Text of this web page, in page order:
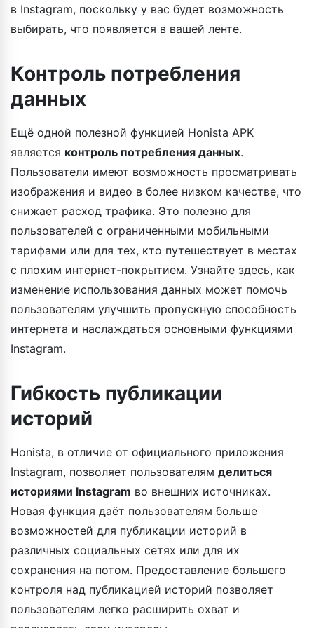
в Instagram, поскольку у вас будет возможность
выбирать, что появляется в вашей ленте.
Контроль потребления
данных
Ещё одной полезной функцией Honista APK
является контроль потребления данных.
Пользователи имеют возможность просматривать
изображения и видео в более низком качестве, что
снижает расход трафика. Это полезно для
пользователей с ограниченными мобильными
тарифами или для тех, кто путешествует в местах
с плохим интернет-покрытием. Узнайте здесь, как
изменение использования данных может помочь
пользователям улучшить пропускную способность
интернета и наслаждаться основными функциями
Instagram.
Гибкость публикации
историй
Honista, в отличие от официального приложения
Instagram, позволяет пользователям делиться
историями Instagram во внешних источниках.
Новая функция даёт пользователям больше
возможностей для публикации историй в
различных социальных сетях или для их
сохранения на потом. Предоставление большего
контроля над публикацией историй позволяет
пользователям легко расширить охват и